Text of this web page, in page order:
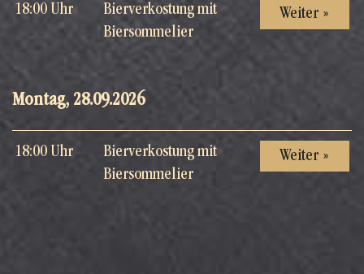
18:00 Uhr
Bierverkostung mit
Biersommelier
Weiter »
Montag, 28.09.2026
18:00 Uhr
Bierverkostung mit
Biersommelier
Weiter »